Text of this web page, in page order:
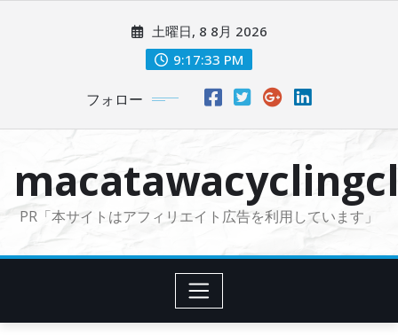
に
土曜日, 8 8月 2026
9:17:34 PM
フォロー
PR「本サイトはアフィリエイト広告を利用しています」